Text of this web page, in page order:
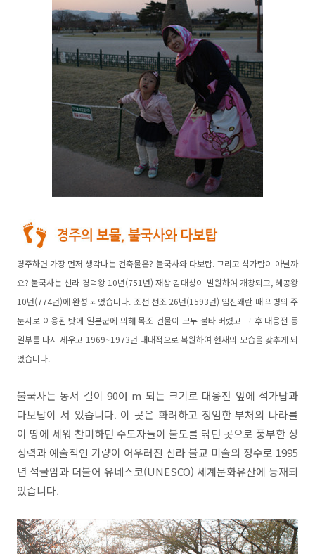
경주하면 가장 먼저 생각나는 건축물은? 불국사와 다보탑. 그리고 석가탑이 아닐까
요? 불국사는 신라 경덕왕 10년(751년) 재상 김대성이 발원하여 개창되고, 혜공왕
10년(774년)에 완성 되었습니다. 조선 선조 26년(1593년) 임진왜란 때 의병의 주
둔지로 이용된 탓에 일본군에 의해 목조 건물이 모두 불타 버렸고 그 후 대웅전 등
일부를 다시 세우고 1969~1973년 대대적으로 복원하여 현재의 모습을 갖추게 되
었습니다.
불국사는 동서 길이 90여 m 되는 크기로 대웅전 앞에 석가탑과
다보탑이 서 있습니다. 이 곳은 화려하고 장엄한 부처의 나라를
이 땅에 세워 찬미하던 수도자들이 불도를 닦던 곳으로 풍부한 상
상력과 예술적인 기량이 어우러진 신라 불교 미술의 정수로 1995
년 석굴암과 더불어 유네스코(UNESCO) 세계문화유산에 등재되
었습니다.